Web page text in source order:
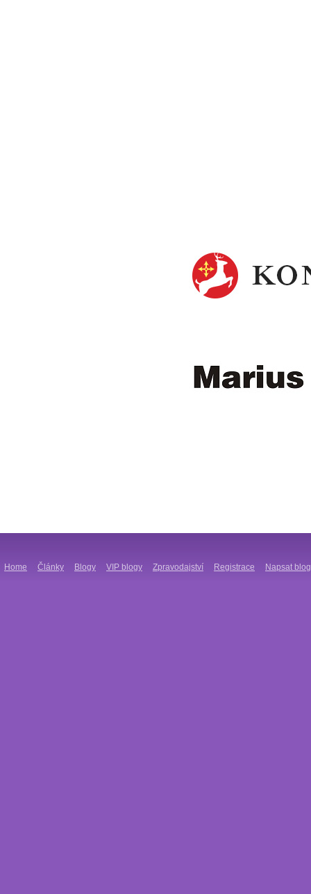
Home Články Blogy VIP blogy Zpravodajství Registrace Napsat blog